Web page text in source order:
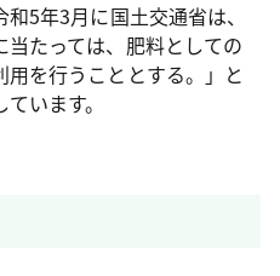
5年3月に国土交通省は、
当たっては、肥料としての
を行うこととする。」と
います。